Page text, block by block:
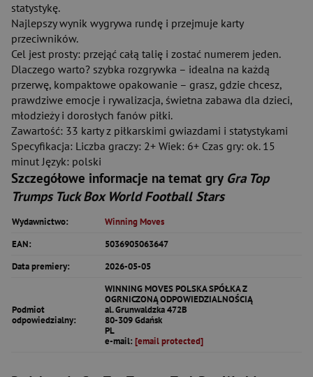
statystykę.
Najlepszy wynik wygrywa rundę i przejmuje karty
przeciwników.
Cel jest prosty: przejąć całą talię i zostać numerem jeden.
Dlaczego warto? szybka rozgrywka – idealna na każdą
przerwę, kompaktowe opakowanie – grasz, gdzie chcesz,
prawdziwe emocje i rywalizacja, świetna zabawa dla dzieci,
młodzieży i dorosłych fanów piłki.
Zawartość: 33 karty z piłkarskimi gwiazdami i statystykami
Specyfikacja: Liczba graczy: 2+ Wiek: 6+ Czas gry: ok. 15
minut Język: polski
Szczegółowe informacje na temat gry Gra Top
Trumps Tuck Box World Football Stars
Wydawnictwo:
Winning Moves
EAN:
5036905063647
Data premiery:
2026-05-05
Podmiot
odpowiedzialny:
WINNING MOVES POLSKA SPÓŁKA Z
OGRNICZONĄ ODPOWIEDZIALNOŚCIĄ
al. Grunwaldzka 472B
80-309 Gdańsk
PL
e-mail: [email protected]